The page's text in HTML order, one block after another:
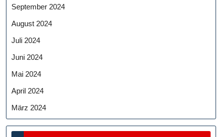
September 2024
August 2024
Juli 2024
Juni 2024
Mai 2024
April 2024
März 2024